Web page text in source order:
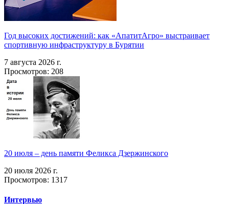
Год высоких достижений: как «АпатитАгро» выстраивает
спортивную инфраструктуру в Бурятии
7 августа 2026 г.
Просмотров: 208
20 июля – день памяти Феликса Дзержинского
20 июля 2026 г.
Просмотров: 1317
Интервью